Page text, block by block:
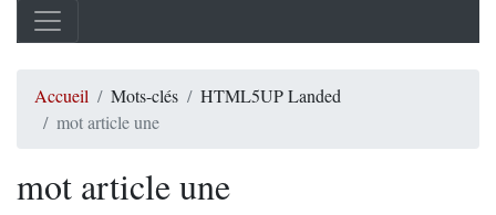
Accueil Mots-clés
HTML5UP Landed
mot article une
mot article une